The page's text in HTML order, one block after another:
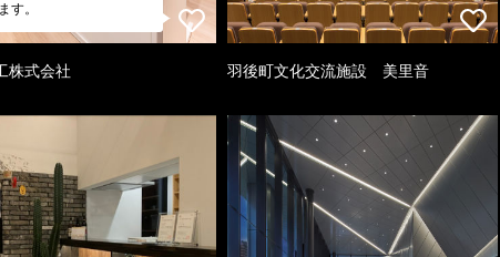
す。
株式会社 羽後町文化交流施設 美里音